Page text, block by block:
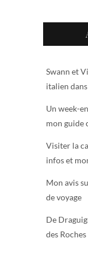
Swann et
italien
Un week-
mon guide
Visiter la
infos et
Mon avis
de voyage
De
des